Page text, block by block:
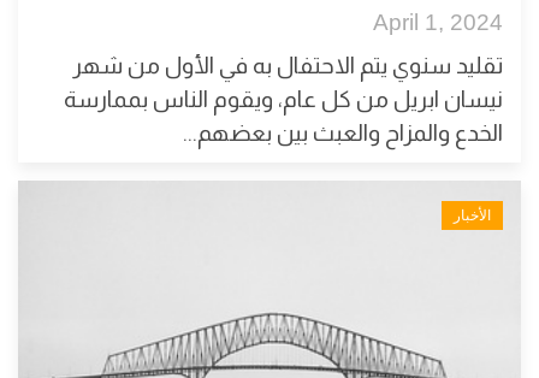
April 1, 2024
تقليد سنوي يتم الاحتفال به في الأول من شهر
نيسان ابريل من كل عام، ويقوم الناس بممارسة
الخدع والمزاح والعبث بين بعضهم...
الأخبار